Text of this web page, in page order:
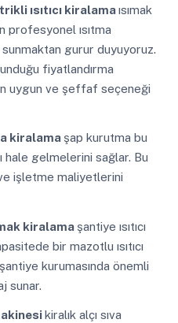
ısıtıcı kiralamaısımak
profesyonel ısıtma
gurur duyuyoruz.
fiyatlandırma
uygun ve şeffaf seçeneği
kiralama şap kurutma bu
hale gelmelerini sağlar. Bu
işletme maliyetlerini
kiralama şantiye ısıtıcı
bir mazotlu ısıtıcı
şantiye kurumasında önemli
sunar.
kiralık alçı sıva